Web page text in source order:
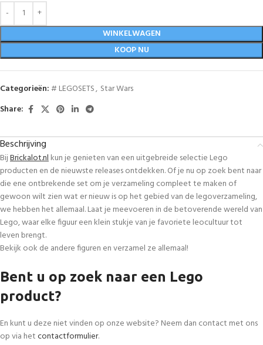
WINKELWAGEN
KOOP NU
Categorieën:# LEGOSETS, Star Wars
Share:
Beschrijving
BijBrickalot.nlkun je genieten van een uitgebreide selectie Lego
producten en de nieuwste releases ontdekken. Of je nu op zoek bent naar
die ene ontbrekende set om je verzameling compleet te maken of
gewoon wilt zien wat er nieuw is op het gebied van de legoverzameling,
we hebben het allemaal. Laat je meevoeren in de betoverende wereld van
Lego, waar elke figuur een klein stukje van je favoriete leocultuur tot
leven brengt.
Bekijk ook de andere figuren en verzamel ze allemaal!
Bent u op zoek naar een Lego
product?
En kunt u deze niet vinden op onze website? Neem dan contact met ons
op via hetcontactformulier.